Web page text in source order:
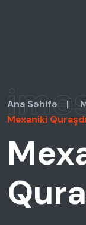
Ana Səhifə |
Mexaniki